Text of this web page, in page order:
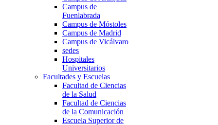
Campus de
Fuenlabrada
Campus de Móstoles
Campus de Madrid
Campus de Vicálvaro
sedes
Hospitales
Universitarios
Facultades y Escuelas
Facultad de Ciencias
de la Salud
Facultad de Ciencias
de la Comunicación
Escuela Superior de